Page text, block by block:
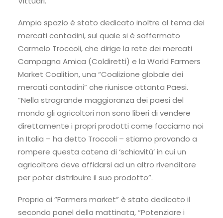
Ampio spazio è stato dedicato inoltre al tema dei
mercati contadini, sul quale si è soffermato
Carmelo Troccoli, che dirige la rete dei mercati
Campagna Amica (Coldiretti) e la World Farmers
Market Coalition, una “Coalizione globale dei
mercati contadini” che riunisce ottanta Paesi.
“Nella stragrande maggioranza dei paesi del
mondo gli agricoltori non sono liberi di vendere
direttamente i propri prodotti come facciamo noi
in Italia – ha detto Troccoli – stiamo provando a
rompere questa catena di ‘schiavitù’ in cui un
agricoltore deve affidarsi ad un altro rivenditore
per poter distribuire il suo prodotto”.
Proprio ai “Farmers market” è stato dedicato il
secondo panel della mattinata, “Potenziare i